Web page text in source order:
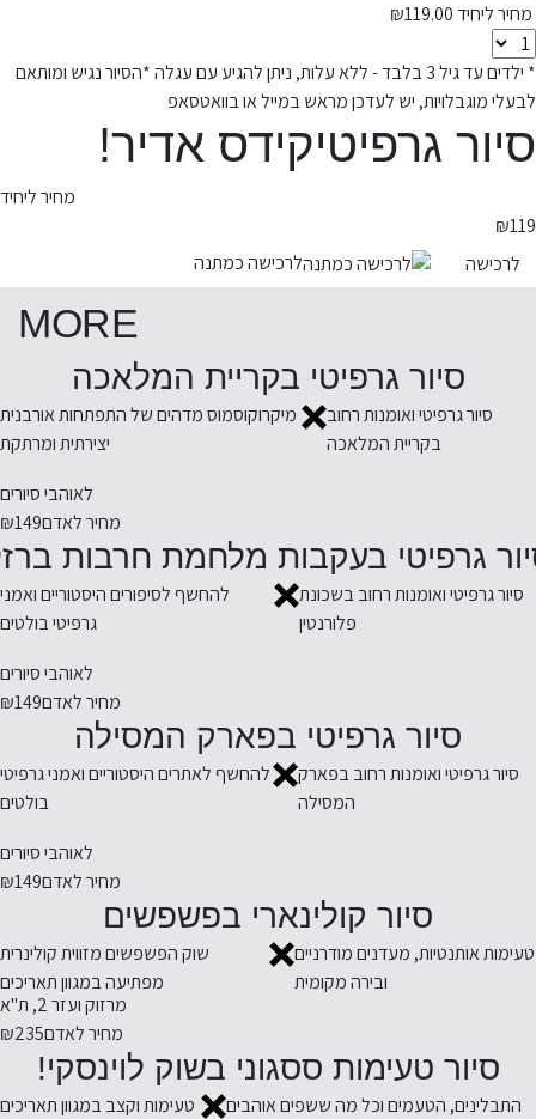
מחיר ליחיד ₪119.00
* ילדים עד גיל 3 בלבד - ללא עלות, ניתן להגיע עם עגלה *הסיור נגיש ומותאם
לבעלי מוגבלויות, יש לעדכן מראש במייל או בוואטסאפ
סיור גרפיטיקידס אדיר!
מחיר ליחיד
₪119
לרכישה
לרכישה כמתנה
MORE
סיור גרפיטי בקריית המלאכה
סיור גרפיטי ואומנות רחוב
בקריית המלאכה
מיקרוקוסמוס מדהים של התפתחות אורבנית
יצירתית ומרתקת
לאוהבי סיורים
מחיר לאדם₪149
גרפיטי בעקבות מלחמת חרבות
סיור גרפיטי ואומנות רחוב בשכונת
פלורנטין
להחשף לסיפורים היסטוריים ואמני
גרפיטי בולטים
לאוהבי סיורים
מחיר לאדם₪149
סיור גרפיטי בפארק המסילה
סיור גרפיטי ואומנות רחוב בפארק
המסילה
להחשף לאתרים היסטוריים ואמני גרפיטי
בולטים
לאוהבי סיורים
מחיר לאדם₪149
סיור קולינארי בפשפשים
טעימות אותנטיות, מעדנים מודרניים
ובירה מקומית
שוק הפשפשים מזווית קולינרית
מפתיעה במגוון תאריכים
מרזוק ועזר 2, ת"א
מחיר לאדם₪235
סיור טעימות ססגוני בשוק לוינסקי!
התבלינים, הטעמים וכל מה ששפים אוהבים
טעימות וקצב במגוון תאריכים